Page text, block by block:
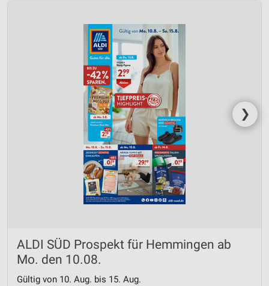
❯
ALDI SÜD Prospekt für Hemmingen ab
Mo. den 10.08.
Gültig von 10. Aug. bis 15. Aug.